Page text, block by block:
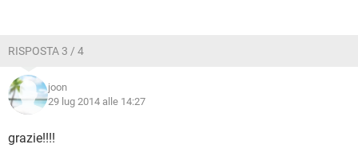
RISPOSTA 3 / 4
joon
29 lug 2014 alle 14:27
grazie!!!!